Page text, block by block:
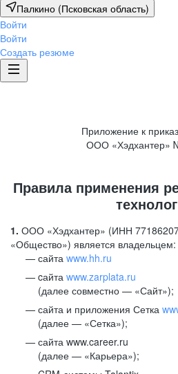
Палкино (Псковская область)
Войти
Войти
Создать резюме
Приложение к
ООО «Хэдхантер»
Правила применения
1. ООО «Хэдхантер» (ИНН
«Общество») является владельцем:
сайта www.hh.ru
cайта www.zarplata.ru
(далее совместно — «Сайт»);
сайта и приложения Сетка
(далее — «Сетка»);
сайта www.career.ru
(далее — «Карьера»);